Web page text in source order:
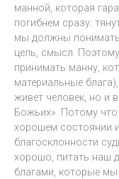
манной, которая
погибнем сразу:
мы должны
цель, смысл.
принимать манну,
материальные
живет человек, но и
Божьих». Потому
хорошем состоянии
благосклонности
хорошо, питать наш
благами, которые мы